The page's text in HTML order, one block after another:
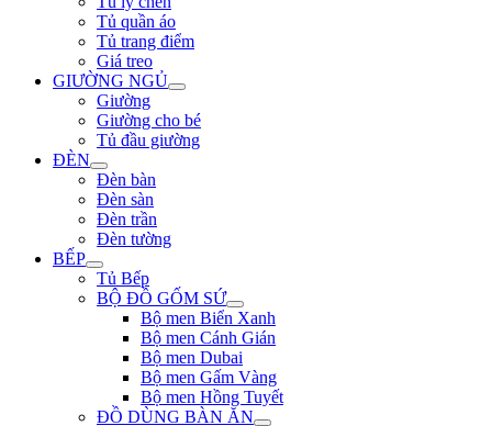
Tủ quần áo
Tủ trang điểm
Giá treo
GIƯỜNG NGỦ
Giường
Giường cho bé
Tủ đầu giường
ĐÈN
Đèn bàn
Đèn sàn
Đèn trần
Đèn tường
BẾP
Tủ Bếp
BỘ ĐỒ GỐM SỨ
Bộ men Biển Xanh
Bộ men Cánh Gián
Bộ men Dubai
Bộ men Gấm Vàng
Bộ men Hồng Tuyết
ĐỒ DÙNG BÀN ĂN